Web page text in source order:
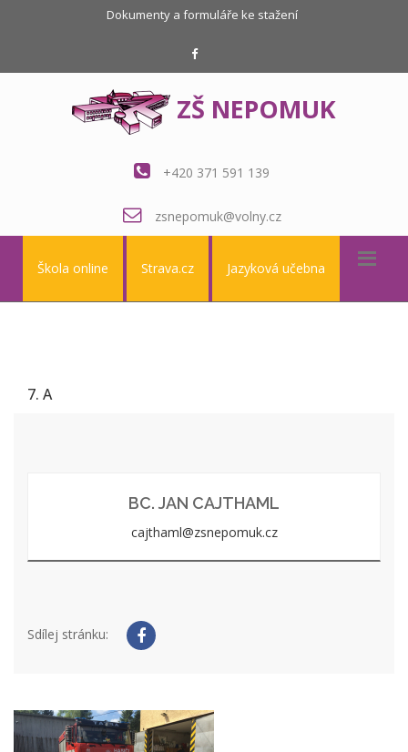
Dokumenty a formuláře ke stažení
ZŠ NEPOMUK
+420 371 591 139
zsnepomuk@volny.cz
Škola online Strava.cz Jazyková učebna
7. A
BC. JAN CAJTHAML
cajthaml@zsnepomuk.cz
Sdílej stránku: